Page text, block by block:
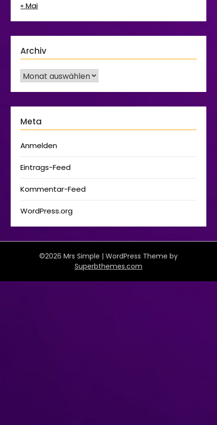
« Mai
Archiv
Meta
Anmelden
Eintrags-Feed
Kommentar-Feed
WordPress.org
©2026 Mrs Simple | WordPress Theme by
Superbthemes.com